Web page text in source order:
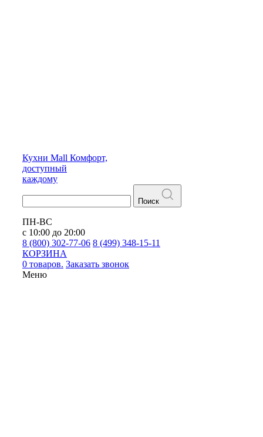
Кухни Mall Комфорт,
доступный
каждому
Поиск
ПН-ВС
с 10:00 до 20:00
8 (800) 302-77-06 8 (499) 348-15-11
КОРЗИНА
0 товаров. Заказать звонок
Меню